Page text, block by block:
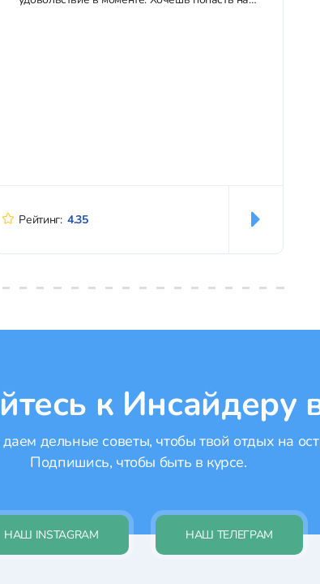
Рейтинг: 4.35
к Инсайдеру
дельные советы, чтобы твой отдых на
Подпишись, чтобы быть в курсе.
НАШ INSTAGRAM НАШ ТЕЛЕГРАМ